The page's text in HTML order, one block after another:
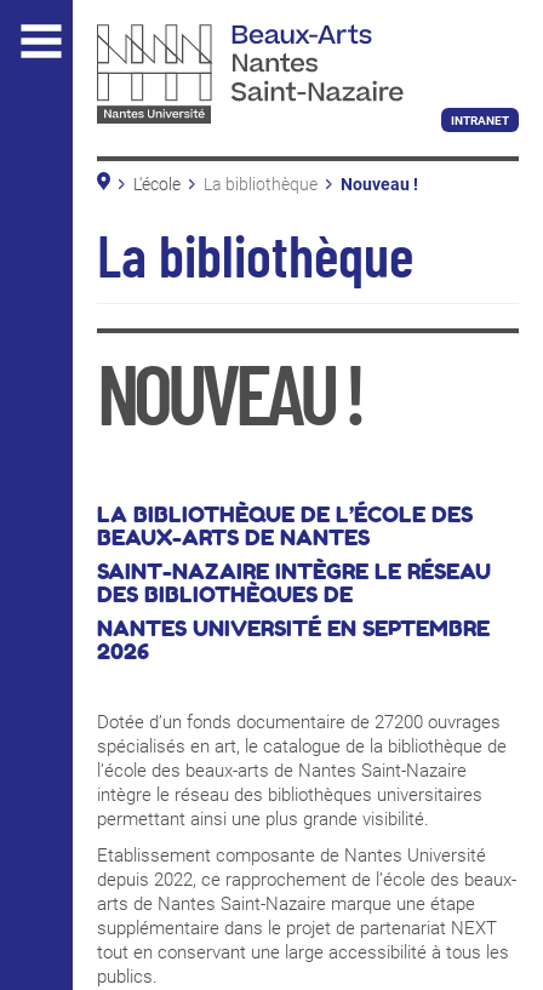
contenu
L'ÉCOLE
Beaux-Arts Nantes Saint-Nazaire
Nous soutenir
INTERNATIONAL
COURS PUBLICS
OPEN SCHOOL
CONTACTS
INTRANET
L'école La bibliothèque
Nouveau !
Conditions de prêt
Accès et horaires
La bibliothèque
NOUVEAU !
LA BIBLIOTHÈQUE DE L’ÉCOLE DES
BEAUX-ARTS DE NANTES
SAINT-NAZAIRE INTÈGRE LE RÉSEAU
DES BIBLIOTHÈQUES DE
NANTES UNIVERSITÉ EN SEPTEMBRE
2026
Dotée d’un fonds documentaire de 27200 ouvrages
spécialisés en art, le catalogue de la bibliothèque de
l’école des beaux-arts de Nantes Saint-Nazaire
intègre le réseau des bibliothèques universitaires
permettant ainsi une plus grande visibilité.
Etablissement composante de Nantes Université
depuis 2022, ce rapprochement de l’école des beaux-
arts de Nantes Saint-Nazaire marque une étape
supplémentaire dans le projet de partenariat NEXT
tout en conservant une large accessibilité à tous les
publics.